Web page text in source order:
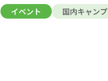
イベント 国内キャンプ